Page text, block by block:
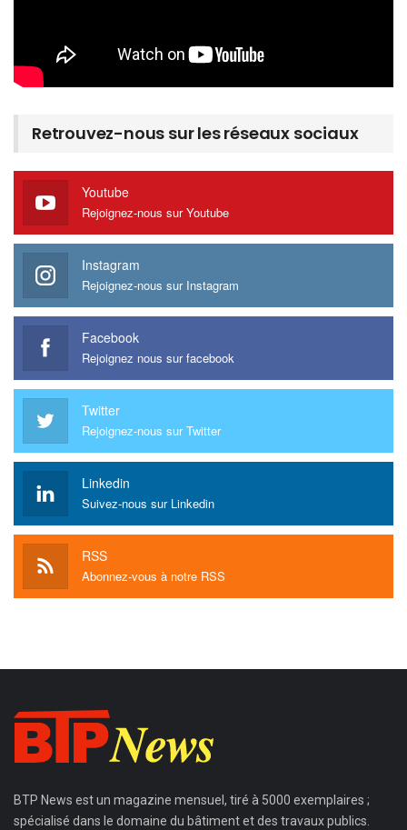
Retrouvez-nous sur les réseaux sociaux
Youtube
Rejoignez-nous sur Youtube
Instagram
Rejoignez-nous sur Instagram
Facebook
Rejoignez nous sur facebook
Twitter
Rejoignez-nous sur Twitter
Linkedin
Suivez-nous sur Linkedin
RSS
Abonnez-vous à notre RSS
BTP News est un magazine mensuel, tiré à 5000 exemplaires ;
spécialisé dans le domaine du bâtiment et des travaux publics.